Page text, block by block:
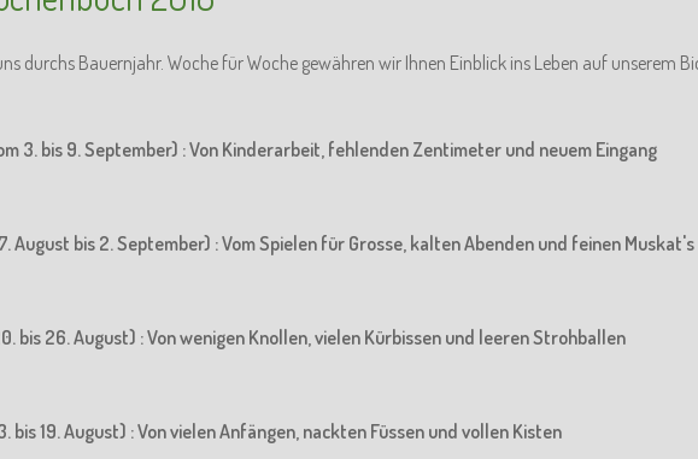
durchs Bauernjahr. Woche für Woche gewähren wir Ihnen Einblick ins Leben auf unserem
3. bis 9. September) : Von Kinderarbeit, fehlenden Zentimeter und neuem Eingang
August bis 2. September) : Vom Spielen für Grosse, kalten Abenden und feinen Muskat's
bis 26. August) : Von wenigen Knollen, vielen Kürbissen und leeren Strohballen
bis 19. August) : Von vielen Anfängen, nackten Füssen und vollen Kisten